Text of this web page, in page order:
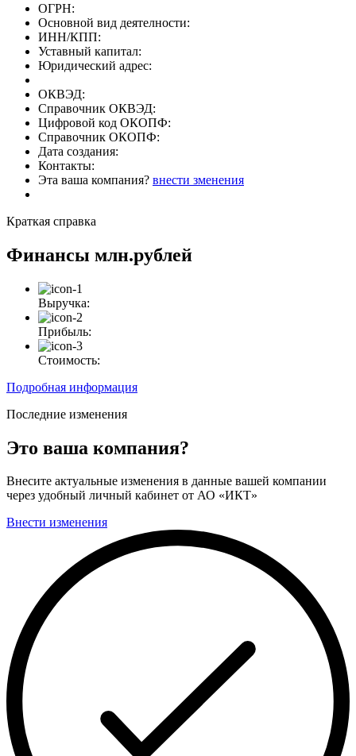
ОГРН:
Основной вид деятелности:
ИНН/КПП:
Уставный капитал:
Юридический адрес:
ОКВЭД:
Справочник ОКВЭД:
Цифровой код ОКОПФ:
Справочник ОКОПФ:
Дата создания:
Контакты:
Эта ваша компания? внести зменения
Краткая справка
Финансы млн.рублей
Выручка:
Прибыль:
Стоимость:
Подробная информация
Последние изменения
Это ваша компания?
Внесите актуальные изменения в данные вашей компании
через удобный личный кабинет от АО «ИКТ»
Внести изменения